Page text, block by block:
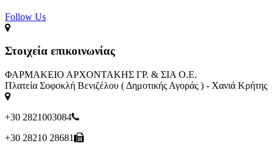
Follow Us​
Στοιχεία επικοινωνίας
ΦΑΡΜΑΚΕΙΟ ΑΡΧΟΝΤΑΚΗΣ ΓΡ. & ΣΙΑ Ο.Ε.
Πλατεία Σοφοκλή Βενιζέλου ( Δημοτικής Αγοράς ) - Χανιά Κρήτης
+30 2821003084
+30 28210 28681